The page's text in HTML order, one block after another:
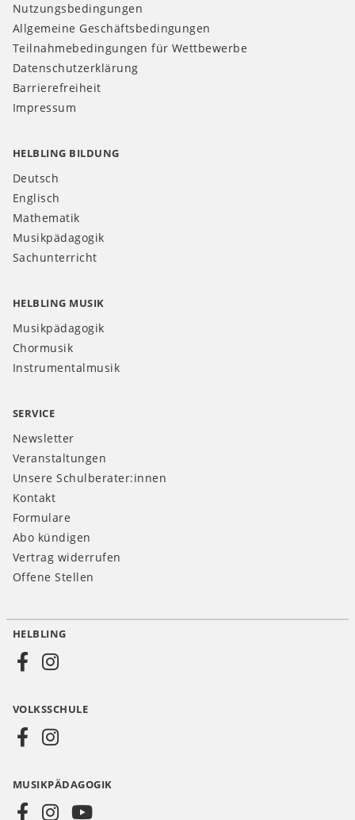
Nutzungsbedingungen
Allgemeine Geschäftsbedingungen
Teilnahmebedingungen für Wettbewerbe
Datenschutzerklärung
Barrierefreiheit
Impressum
HELBLING BILDUNG
Deutsch
Englisch
Mathematik
Musikpädagogik
Sachunterricht
HELBLING MUSIK
Musikpädagogik
Chormusik
Instrumentalmusik
SERVICE
Newsletter
Veranstaltungen
Unsere Schulberater:innen
Kontakt
Formulare
Abo kündigen
Vertrag widerrufen
Offene Stellen
Social
AT
HELBLING
VOLKSSCHULE
MUSIKPÄDAGOGIK